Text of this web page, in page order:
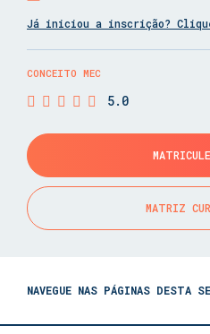
Já iniciou a inscrição?
CONCEITO MEC
5.0
MATRIZ
NAVEGUE NAS PÁGINAS DESTA